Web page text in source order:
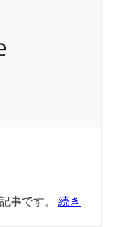
事です。 続き